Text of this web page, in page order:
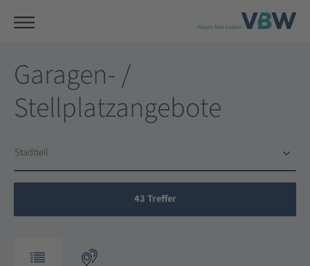
Garagen- /
Stellplatzangebote
Stadtteil
43Treffer